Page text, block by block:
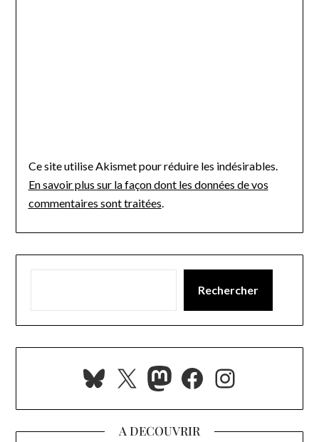
Ce site utilise Akismet pour réduire les indésirables.
En savoir plus sur la façon dont les données de vos
commentaires sont traitées.
Rechercher
Bluesky
X Mastodon
Facebook
A DECOUVRIR